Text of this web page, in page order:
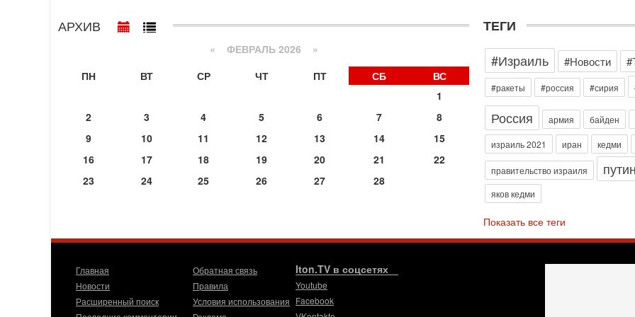
АРХИВ
« ФЕВРАЛЬ 2026 »
ПН
ВТ СР ЧТ ПТ СБ
ВС
1
2
3 4 5 6 7
8
9
10 11 12 13 14
15
16
17 18 19 20 21
22
23
24 25 26 27 28
ТЕГИ
#Израиль
#Новости
#ракеты #россия #сирия
Россия армия байден
израиль 2021 иран кедми
правительство израиля путин
яков кедми
Показать все теги
Главная
Новости
Расширенный поиск
Обратная связь
Правила
Условия использования
Iton.TV в соцсетях
Youtube
Facebook